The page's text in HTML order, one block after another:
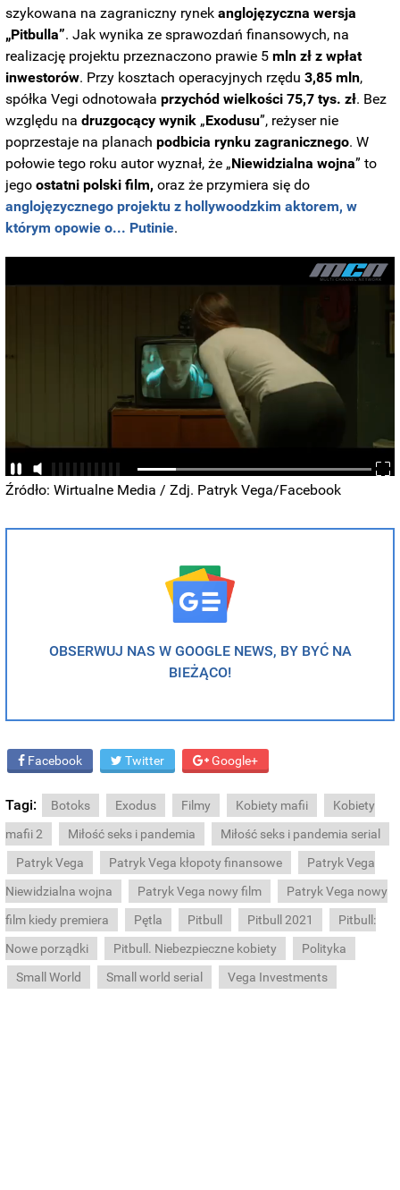
szykowana na zagraniczny rynekanglojęzyczna wersja
„Pitbulla”. Jak wynika ze sprawozdań finansowych, na
realizację projektu przeznaczono prawie 5 mln zł z wpłat
inwestorów. Przy kosztach operacyjnych rzędu3,85 mln,
spółka Vegi odnotowałaprzychód wielkości 75,7 tys. zł. Bez
względu nadruzgocący wynik „Exodusu”, reżyser nie
poprzestaje na planachpodbicia rynku zagranicznego. W
połowie tego roku autor wyznał, że „Niewidzialna wojna” to
jegoostatni polski film, oraz że przymiera się do
anglojęzycznego projektu z hollywoodzkim aktorem, w
którym opowie o... Putinie.
Źródło: Wirtualne Media / Zdj. Patryk Vega/Facebook
OBSERWUJ NAS W GOOGLE NEWS, BY BYĆ NA
BIEŻĄCO!
Facebook Twitter Google+
Tagi: Botoks Exodus Filmy Kobiety mafii
Kobiety
mafii 2
Miłość seks i pandemia
Miłość seks i pandemia serial
Patryk Vega
Patryk Vega kłopoty finansowe
Patryk Vega
Niewidzialna wojna
Patryk Vega nowy film
Patryk Vega nowy
film kiedy premiera
Pętla Pitbull Pitbull 2021
Pitbull:
Nowe porządki
Pitbull. Niebezpieczne kobiety
Polityka
Small World
Small world serial Vega Investments